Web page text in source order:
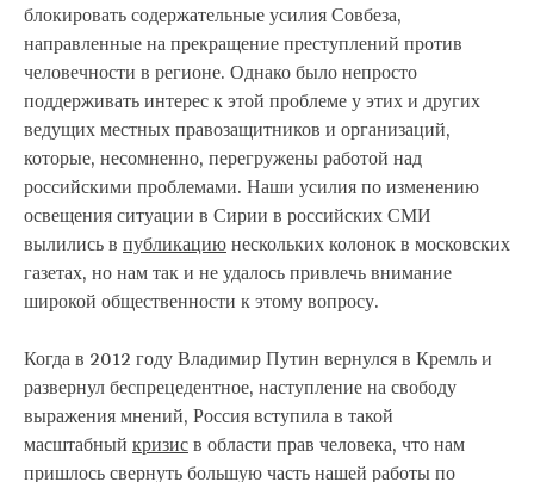
блокировать содержательные усилия Совбеза,
направленные на прекращение преступлений против
человечности в регионе. Однако было непросто
поддерживать интерес к этой проблеме у этих и других
ведущих местных правозащитников и организаций,
которые, несомненно, перегружены работой над
российскими проблемами. Наши усилия по изменению
освещения ситуации в Сирии в российских СМИ
вылились в публикацию нескольких колонок в московских
газетах, но нам так и не удалось привлечь внимание
широкой общественности к этому вопросу.
Когда в 2012 году Владимир Путин вернулся в Кремль и
развернул беспрецедентное, наступление на свободу
выражения мнений, Россия вступила в такой
масштабный кризис в области прав человека, что нам
пришлось свернуть большую часть нашей работы по